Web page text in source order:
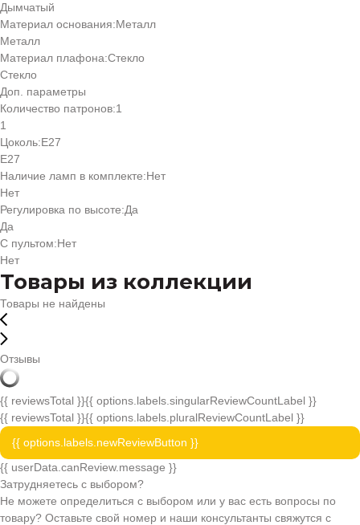
Дымчатый
Материал основания:Металл
Металл
Материал плафона:Стекло
Стекло
Доп. параметры
Количество патронов:1
1
Цоколь:Е27
Е27
Наличие ламп в комплекте:Нет
Нет
Регулировка по высоте:Да
Да
С пультом:Нет
Нет
Товары из коллекции
Товары не найдены
Отзывы
{{ reviewsTotal }}{{ options.labels.singularReviewCountLabel }}
{{ reviewsTotal }}{{ options.labels.pluralReviewCountLabel }}
{{ options.labels.newReviewButton }}
{{ userData.canReview.message }}
Затрудняетесь с выбором?
Не можете определиться с выбором или у вас есть вопросы по
товару? Оставьте свой номер и наши консультанты свяжутся с